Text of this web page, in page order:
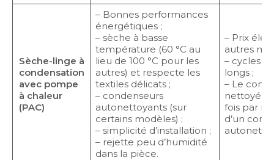
Sèche-linge à
condensation
avec pompe
à chaleur
(PAC)
– Bonnes performances
énergétiques ;
– sèche à basse
température (60 °C au
lieu de 100 °C pour les
autres) et respecte les
textiles délicats ;
– condenseurs
autonettoyants (sur
certains modèles) ;
– simplicité d’installation ;
– rejette peu d’humidité
dans la pièce.
– Prix
autres
– cycles
longs ;
– Le
nettoyé
fois par
d’un